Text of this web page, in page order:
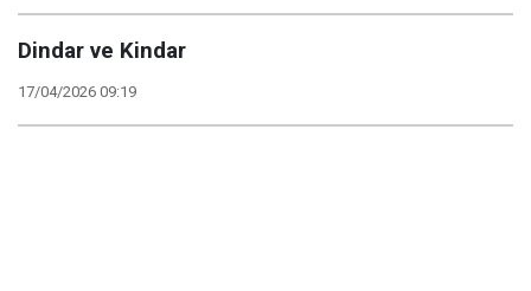
Dindar ve Kindar
17/04/2026 09:19